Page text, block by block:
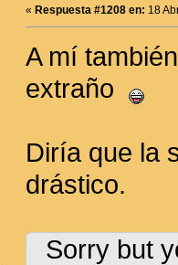
«Respuesta #1208 en: 18
A mí
extraño
Diría que la
drástico.
Sorry but